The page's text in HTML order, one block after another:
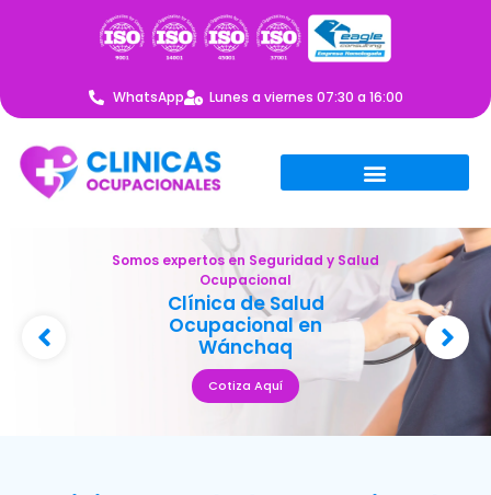
WhatsApp Lunes a viernes 07:30 a 16:00
Somos expertos en Seguridad y Salud
Ocupacional
Clínica de Salud
Ocupacional en
Wánchaq
Cotiza Aquí